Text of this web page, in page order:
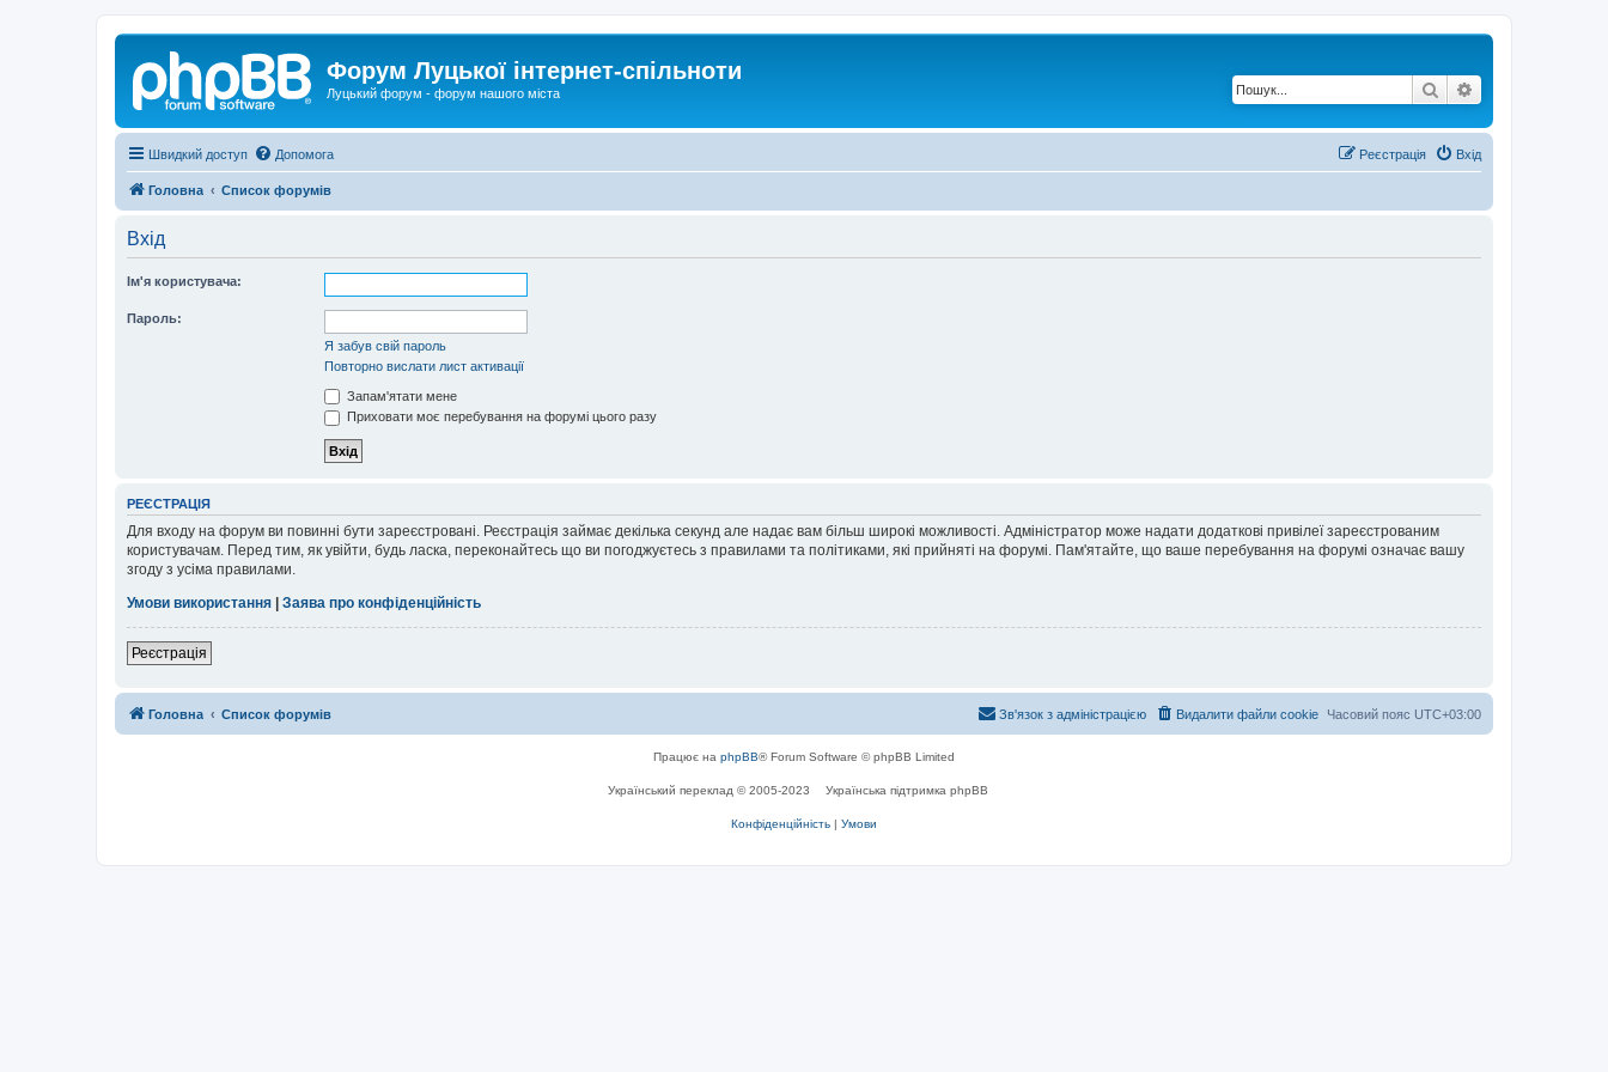
Форум Луцької інтернет-спільноти
Луцький форум - форум нашого міста Пошук
Швидкий доступ Допомога Вхід
Реєстрація
Головна Список форумів
Вхід
Ім'я користувача:
Пароль:
Я забув свій пароль
Повторно вислати лист активації
Запам'ятати мене
Приховати моє перебування на форумі цього разу
РЕЄСТРАЦІЯ
Для входу на форум ви повинні бути зареєстровані. Реєстрація займає декілька секунд але надає вам більш широкі можливості. Адміністратор може надати додаткові привілеї зареєстрованим
користувачам. Перед тим, як увійти, будь ласка, переконайтесь що ви погоджуєтесь з правилами та політиками, які прийняті на форумі. Пам'ятайте, що ваше перебування на форумі означає вашу
згоду з усіма правилами.
Умови використання
Заява про конфіденційність
Реєстрація
Головна Список форумів Часовий пояс UTC+03:00
Видалити файли cookie
Зв'язок з адміністрацією
Працює на phpBB® Forum Software © phpBB Limited
Український переклад © 2005-2023 Українська підтримка phpBB
Конфіденційність | Умови